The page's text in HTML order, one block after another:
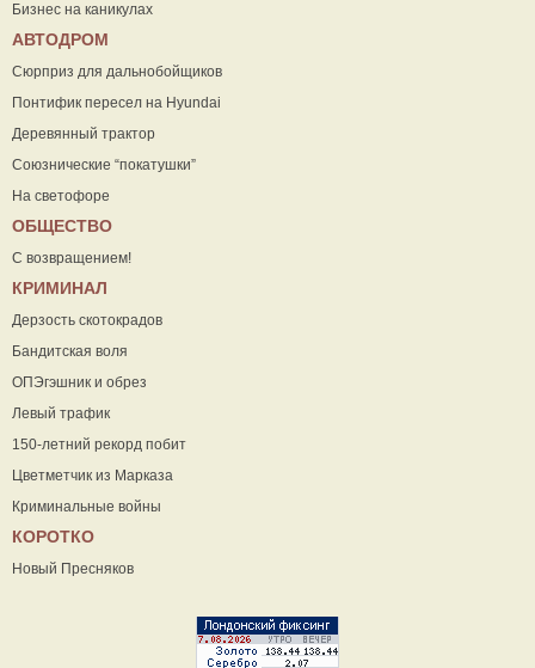
Бизнес на каникулах
АВТОДРОМ
Сюрприз для дальнобойщиков
Понтифик пересел на Hyundai
Деревянный трактор
Союзнические “покатушки”
На светофоре
ОБЩЕСТВО
С возвращением!
КРИМИНАЛ
Дерзость скотокрадов
Бандитская воля
ОПЭгэшник и обрез
Левый трафик
150-летний рекорд побит
Цветметчик из Марказа
Криминальные войны
КОРОТКО
Новый Пресняков